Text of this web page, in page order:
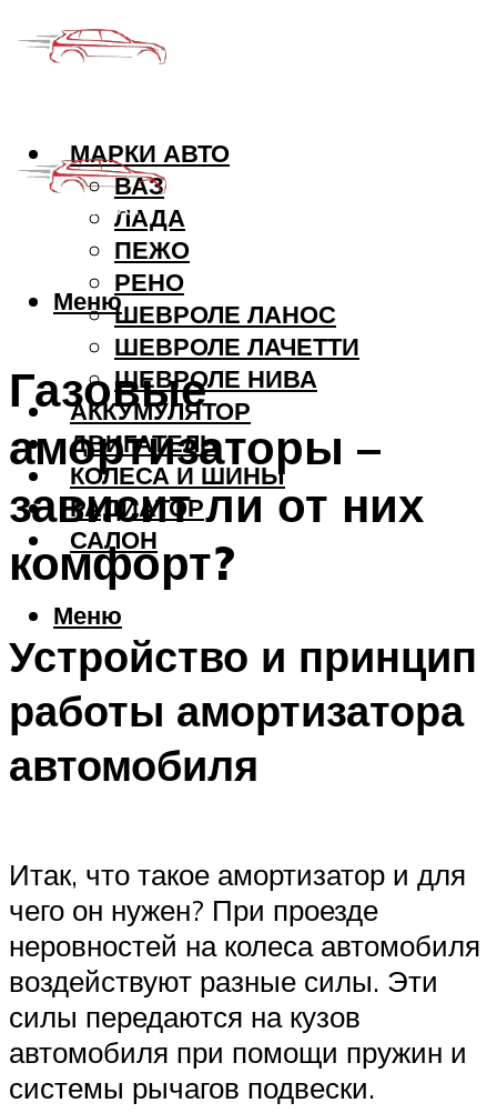
МАРКИ АВТО
ВАЗ
ЛАДА
ПЕЖО
РЕНО
ШЕВРОЛЕ ЛАНОС
ШЕВРОЛЕ ЛАЧЕТТИ
ШЕВРОЛЕ НИВА
АККУМУЛЯТОР
ДВИГАТЕЛЬ
КОЛЕСА И ШИНЫ
РАДИАТОР
САЛОН
Меню
Меню
Газовые
амортизаторы –
зависит ли от них
комфорт?
Устройство и принцип
работы амортизатора
автомобиля
Итак, что такое амортизатор и для
чего он нужен? При проезде
неровностей на колеса автомобиля
воздействуют разные силы. Эти
силы передаются на кузов
автомобиля при помощи пружин и
системы рычагов подвески.